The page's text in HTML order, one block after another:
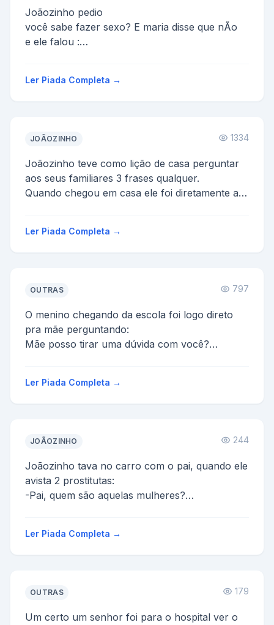
Joãozinho pedio
você sabe fazer sexo? E maria disse que nÃo
e ele falou :
e maria perguntou, e agora oque e...
Ler Piada Completa →
JOÃOZINHO 1334
Joãozinho teve como lição de casa perguntar
aos seus familiares 3 frases qualquer.
Quando chegou em casa ele foi diretamente ao
Ler Piada Completa →
OUTRAS 797
O menino chegando da escola foi logo direto
pra mãe perguntando:
Mãe posso tirar uma dúvida com você?
Ler Piada Completa →
JOÃOZINHO 244
Joãozinho tava no carro com o pai, quando ele
avista 2 prostitutas:
-Pai, quem são aquelas mulheres?
O pai, se...
Ler Piada Completa →
OUTRAS 179
Um certo um senhor foi para o hospital ver o